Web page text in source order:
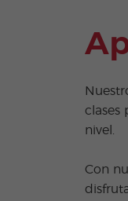
clases
nivel.
Con